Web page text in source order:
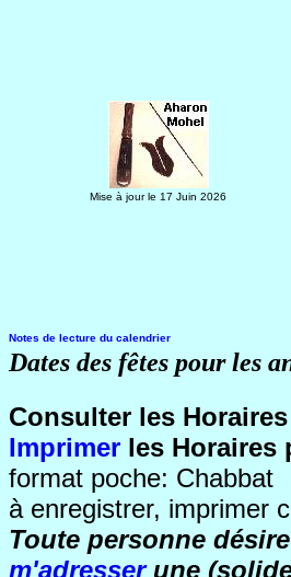
Mise à jour le 17 Juin 2026
Notes de lecture du calendrier
Dates des fêtes pour les
Consulter les Horaires
Imprimer les Horaires
format poche: Chabbat
à enregistrer, imprimer
Toute personne
m'adresserune